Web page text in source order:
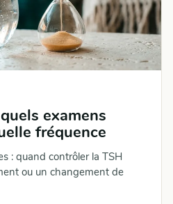
examens
fréquence
: quand contrôler la TSH
ou un changement de